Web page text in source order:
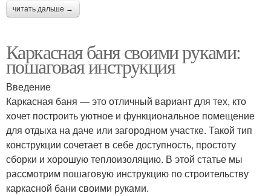
читать дальше →
Каркасная баня своими руками:
пошаговая инструкция
Введение
Каркасная баня — это отличный вариант для тех, кто
хочет построить уютное и функциональное помещение
для отдыха на даче или загородном участке. Такой тип
конструкции сочетает в себе доступность, простоту
сборки и хорошую теплоизоляцию. В этой статье мы
рассмотрим пошаговую инструкцию по строительству
каркасной бани своими руками.